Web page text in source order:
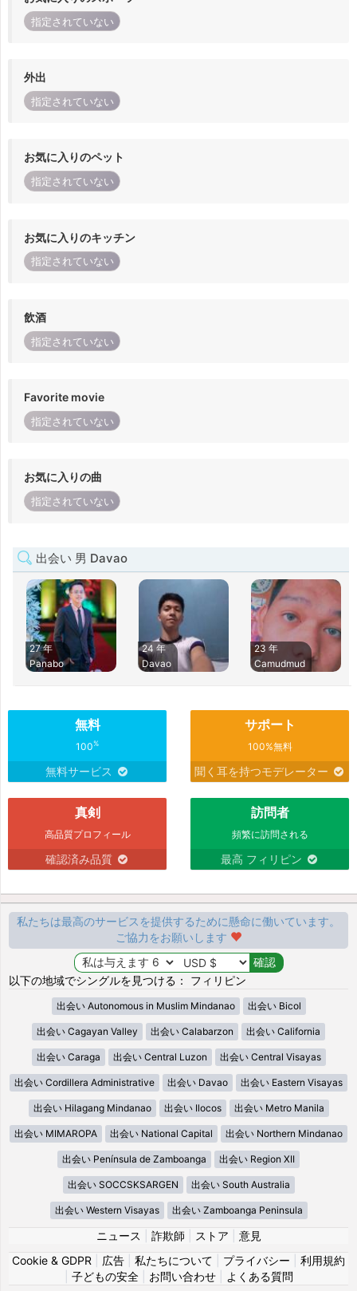
指定されていない
外出
指定されていない
お気に入りのペット
指定されていない
お気に入りのキッチン
指定されていない
飲酒
指定されていない
Favorite movie
指定されていない
お気に入りの曲
指定されていない
出会い 男 Davao
27 年
Panabo
24 年
Davao
23 年
Camudmud
無料
100%
無料サービス
サポート
100%無料
聞く耳を持つモデレーター
真剣
高品質プロフィール
確認済み品質
訪問者
頻繁に訪問される
最高 フィリピン
私たちは最高のサービスを提供するために懸命に働いています。
ご協力をお願いします
以下の地域でシングルを見つける： フィリピン
出会い Autonomous in Muslim Mindanao 出会い Bicol
出会い Cagayan Valley 出会い Calabarzon 出会い California
出会い Caraga 出会い Central Luzon 出会い Central Visayas
出会い Cordillera Administrative 出会い Davao 出会い Eastern Visayas
出会い Hilagang Mindanao 出会い Ilocos 出会い Metro Manila
出会い MIMAROPA 出会い National Capital 出会い Northern Mindanao
出会い Península de Zamboanga 出会い Region XII
出会い SOCCSKSARGEN 出会い South Australia
出会い Western Visayas 出会い Zamboanga Peninsula
ニュース 詐欺師 ストア
意見
Cookie & GDPR
広告 私たちについて プライバシー
利用規約
子どもの安全| お問い合わせ| よくある質問